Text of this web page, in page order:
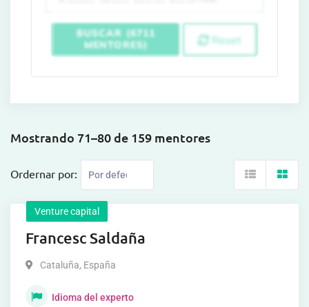
BUSCAR (6711
MENTORES)
Reset
Mostrando 71–80 de 159 mentores
Ordernar por:
Venture capital
Francesc Saldaña
Cataluña, España
Idioma del experto